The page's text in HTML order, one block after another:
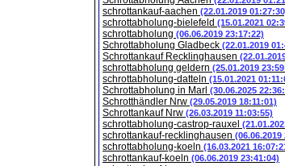
schrottankauf-aachen (22.01.2019
schrottabholung-bielefeld (15.01.2021
schrottabholung (06.06.2019 23:17:22)
Schrottabholung Gladbeck (22.01.2019
Schrottankauf Recklinghausen
schrottabholung geldern (25.01.2019
schrottabholung-datteln (15.01.2021
Schrottabholung in Marl (30.06.2025
Schrotthändler Nrw (29.05.2019 18:11:01)
Schrottankauf Nrw (26.03.2019 11:03:55)
schrottabholung-castrop-rauxel
schrottankauf-recklinghausen (06.06.2019
schrottabholung-koeln (16.03.2021
schrottankauf-koeln (06.06.2019 23:41:04)